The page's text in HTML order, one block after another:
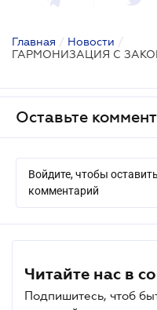
Главная / Новости /
ГАРМОНИЗАЦИЯ С
Оставьте
Войдите, чтобы оставить
комментарий
Читайте нас в
Подпишитесь, чтоб